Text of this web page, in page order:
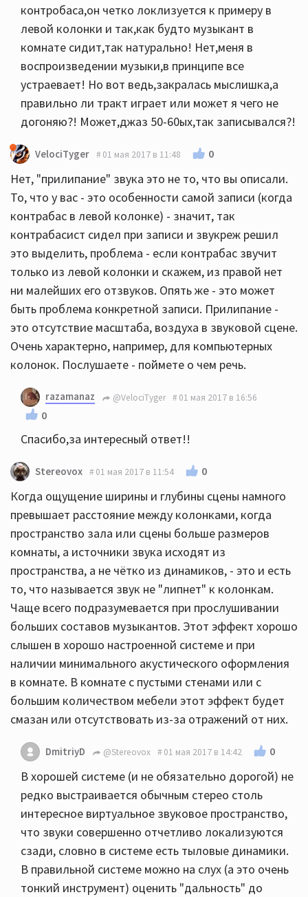
контробаса,он четко локлизуется к примеру в
левой колонки и так,как будто музыкант в
комнате сидит,так натурально! Нет,меня в
воспроизведении музыки,в принципе все
устраевает! Но вот ведь,закралась мыслишка,а
правильно ли тракт играет или может я чего не
догоняю?! Может,джаз 50-60ых,так записывался?!
VelociTyger 01 мая 2017 в 11:48 0
Нет, "прилипание" звука это не то, что вы описали.
То, что у вас - это особенности самой записи (когда
контрабас в левой колонке) - значит, так
контрабасист сидел при записи и звукреж решил
это выделить, проблема - если контрабас звучит
только из левой колонки и скажем, из правой нет
ни малейших его отзвуков. Опять же - это может
быть проблема конкретной записи. Прилипание -
это отсутствие масштаба, воздуха в звуковой сцене.
Очень характерно, например, для компьютерных
колонок. Послушаете - поймете о чем речь.
razamanaz @VelociTyger 01 мая 2017 в 16:56
0
Спасибо,за интересный ответ!!
Stereovox 01 мая 2017 в 11:54 0
Когда ощущение ширины и глубины сцены намного
превышает расстояние между колонками, когда
пространство зала или сцены больше размеров
комнаты, а источники звука исходят из
пространства, а не чётко из динамиков, - это и есть
то, что называется звук не "липнет" к колонкам.
Чаще всего подразумевается при прослушивании
больших составов музыкантов. Этот эффект хорошо
слышен в хорошо настроенной системе и при
наличии минимального акустического оформления
в комнате. В комнате с пустыми стенами или с
большим количеством мебели этот эффект будет
смазан или отсутствовать из-за отражений от них.
DmitriyD @Stereovox 01 мая 2017 в 14:42 0
В хорошей системе (и не обязательно дорогой) не
редко выстраивается обычным стерео столь
интересное виртуальное звуковое пространство,
что звуки совершенно отчетливо локализуются
сзади, словно в системе есть тыловые динамики.
В правильной системе можно на слух (а это очень
тонкий инструмент) оценить "дальность" до